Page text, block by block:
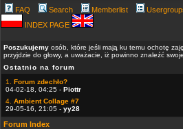
FAQ Search Memberlist
INDEX PAGE
Poszukujemy osób, które jeśli mają ku temu ochotę
przyjdzie do głowy, a uważacie, iż powinno znaleźć
Ostatnio na forum
1. Forum zdechło?
04-02-18, 04:25 - Piottr
4. Ambient Collage #7
29-05-16, 21:05 - yy28
Forum Index